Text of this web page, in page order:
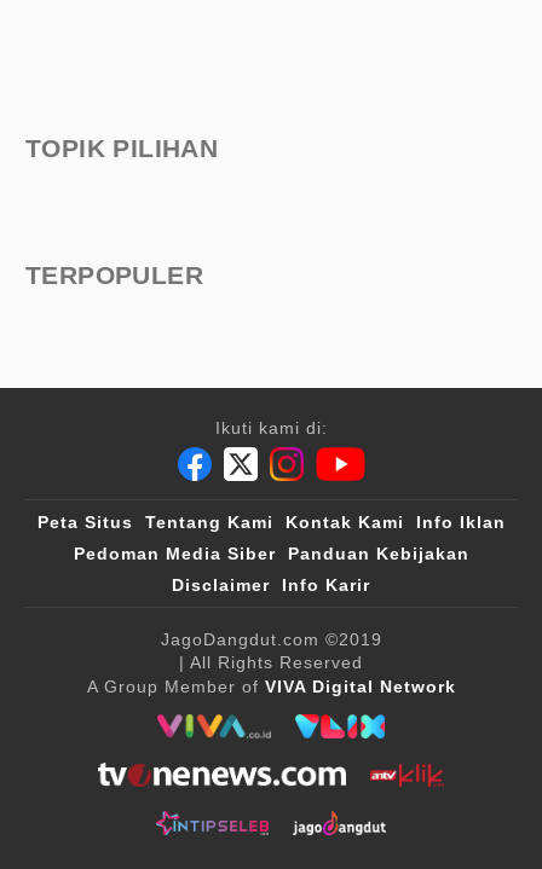
TOPIK PILIHAN
TERPOPULER
Ikuti kami di:
Peta Situs Tentang Kami Kontak Kami
Info Iklan
Pedoman Media Siber
Panduan Kebijakan
Disclaimer
Info Karir
JagoDangdut.com ©2019
| All Rights Reserved
A Group Member of VIVA Digital Network